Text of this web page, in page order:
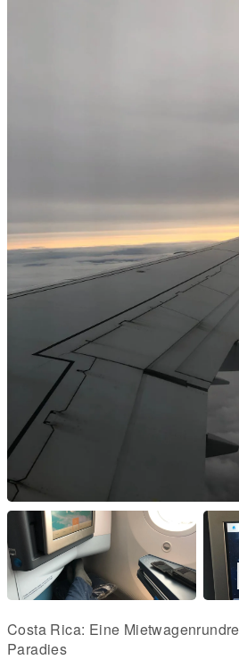
Costa Rica: Eine
Paradies